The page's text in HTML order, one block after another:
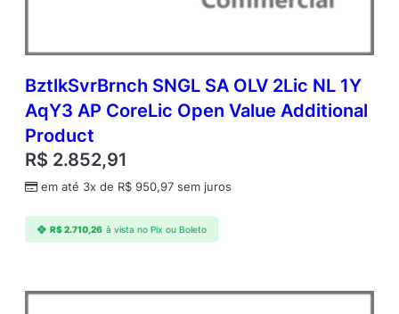
BztlkSvrBrnch SNGL SA OLV 2Lic NL 1Y
AqY3 AP CoreLic Open Value Additional
Product
R$ 2.852,91
em até 3x de R$ 950,97 sem juros
R$2.710,26 à vista no Pix ou Boleto